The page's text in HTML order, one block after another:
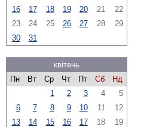
16
17 18 19 20 21
22
23
24 25 26 27 28
29
30
31
квітень
Пн
Вт Ср Чт Пт Сб
Нд
1
2 3 4
5
6
7 8 9 10 11
12
13
14 15 16 17 18
19